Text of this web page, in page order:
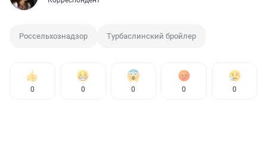
Россельхознадзор Турбаслинский бройлер
0 0 0 0 0